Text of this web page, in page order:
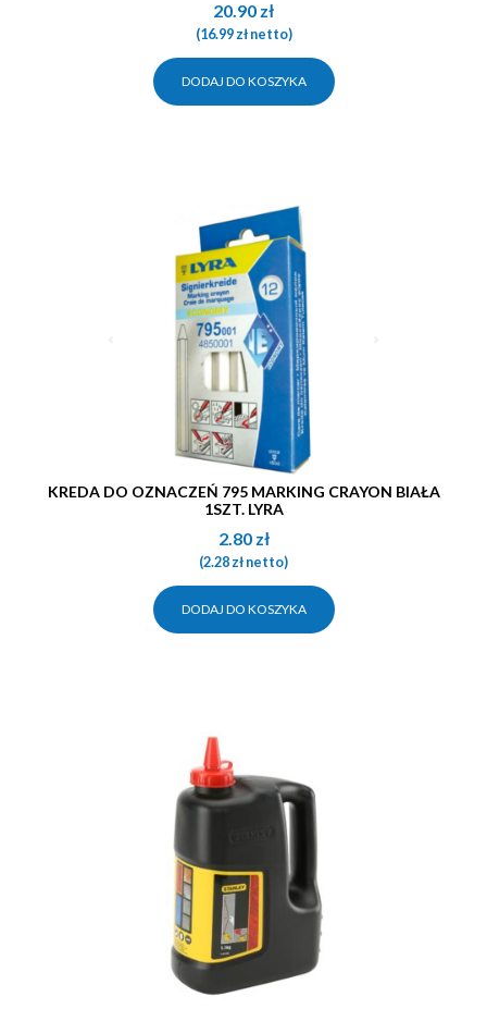
20.90 zł
(16.99złnetto)
DODAJ DO KOSZYKA
KREDA DO OZNACZEŃ 795 MARKING CRAYON BIAŁA
1SZT. LYRA
2.80 zł
(2.28złnetto)
DODAJ DO KOSZYKA